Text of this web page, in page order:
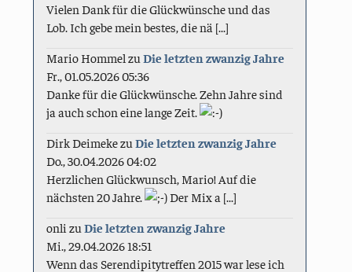
Vielen Dank für die Glückwünsche und das
Lob. Ich gebe mein bestes, die nä [...]
Mario Hommel zuDie letzten zwanzig Jahre
Fr., 01.05.2026 05:36
Danke für die Glückwünsche. Zehn Jahre sind
ja auch schon eine lange Zeit.
Dirk DeimekezuDie letzten zwanzig Jahre
Do., 30.04.2026 04:02
Herzlichen Glückwunsch, Mario! Auf die
nächsten 20 Jahre.
Der Mix a [...]
onli zuDie letzten zwanzig Jahre
Mi., 29.04.2026 18:51
Wenn das Serendipitytreffen 2015 war lese ich